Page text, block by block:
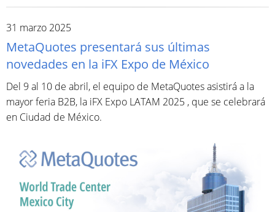
31 marzo 2025
MetaQuotes presentará sus últimas
novedades en la iFX Expo de México
Del 9 al 10 de abril, el equipo de MetaQuotes asistirá a la
mayor feria B2B, la iFX Expo LATAM 2025 , que se celebrará
en Ciudad de México.